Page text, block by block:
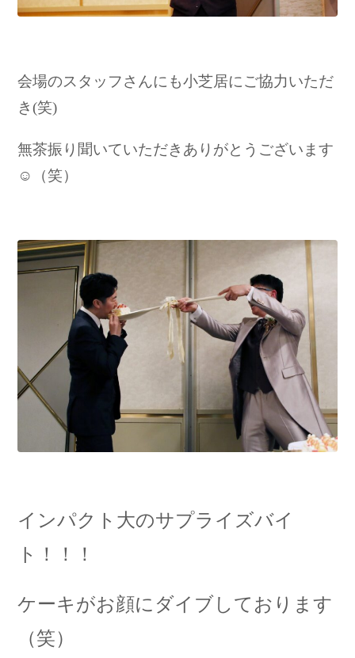
会場のスタッフさんにも小芝居にご協力いただ
き(笑)
無茶振り聞いていただきありがとうございます
☺（笑）
インパクト大のサプライズバイ
ト！！！
ケーキがお顔にダイブしております
（笑）